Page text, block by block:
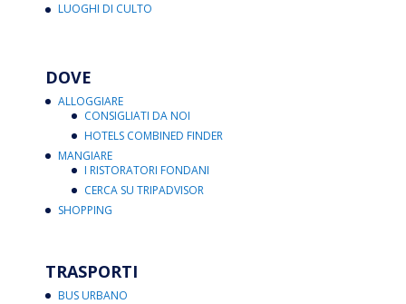
LUOGHI DI CULTO
DOVE
ALLOGGIARE
CONSIGLIATI DA NOI
HOTELS COMBINED FINDER
MANGIARE
I RISTORATORI FONDANI
CERCA SU TRIPADVISOR
SHOPPING
TRASPORTI
BUS URBANO